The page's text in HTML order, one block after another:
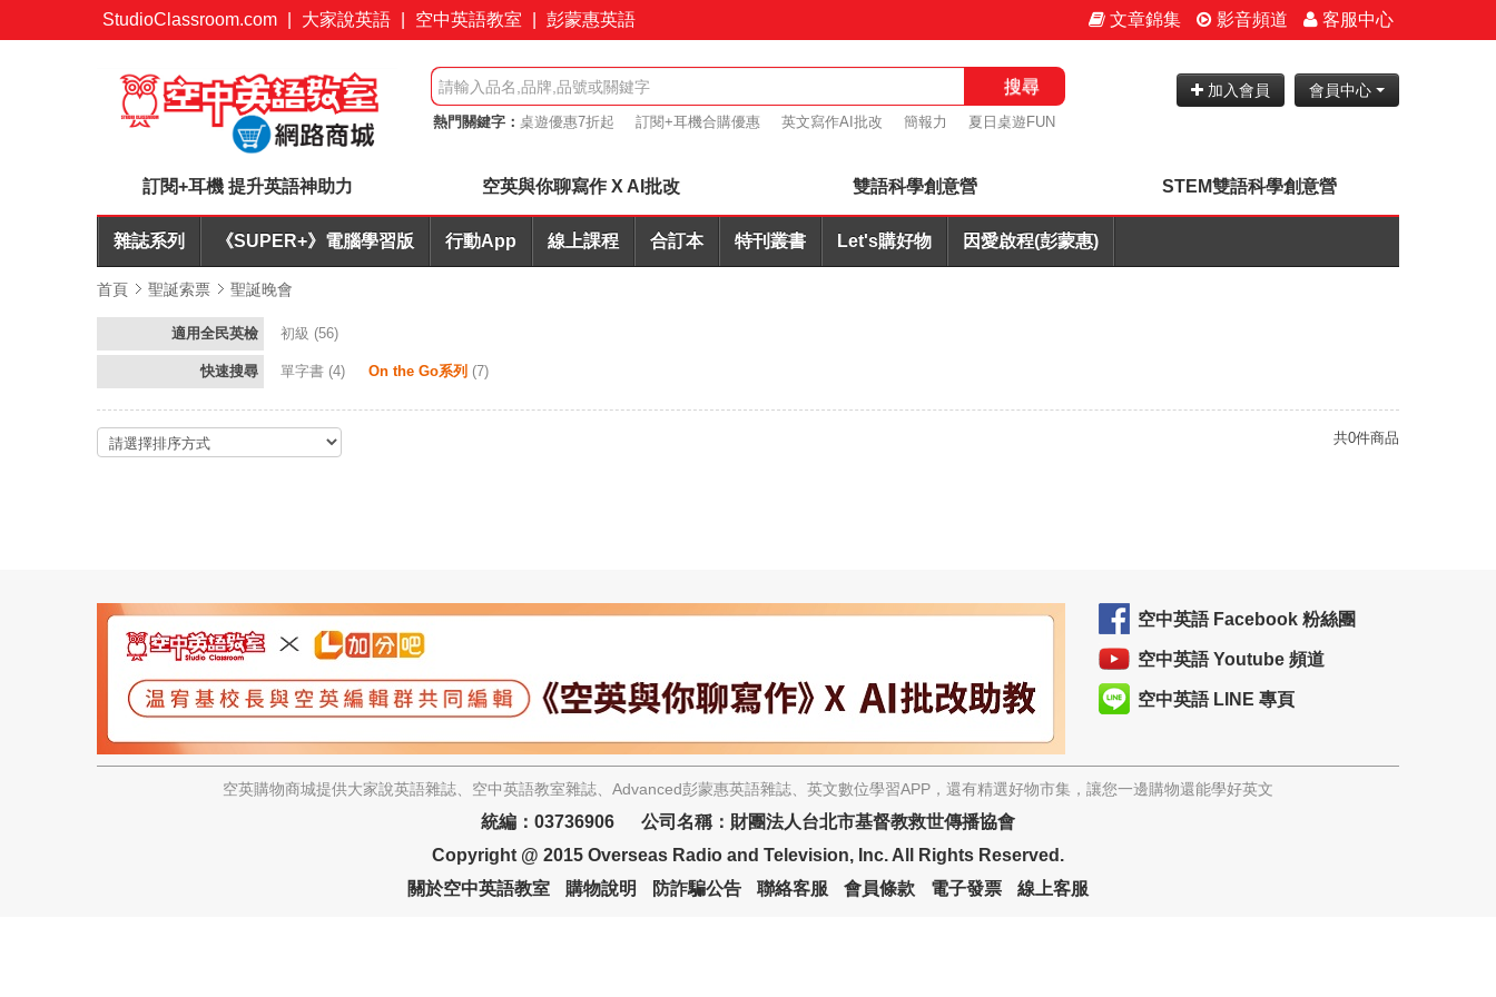
StudioClassroom.com 大家說英語 空中英語教室 彭蒙惠英語 文章錦集 影音頻道 客服中心
搜尋
熱門關鍵字： 桌遊優惠7折起 訂閱+耳機合購優惠 英文寫作AI批改 簡報力
夏日桌遊FUN
加入會員 會員中心
訂閱+耳機 提升英語神助力 空英與你聊寫作 X AI批改 雙語科學創意營 STEM雙語科學創意營
雜誌系列 《SUPER+》電腦學習版 行動App 線上課程 合訂本 特刊叢書 Let's購好物 因愛啟程(彭蒙惠)
首頁 聖誕索票 聖誕晚會
適用全民英檢 初級 (56)
快速搜尋 單字書 (4) On the Go系列 (7)
共0件商品
空中英語 Facebook 粉絲團
空中英語 Youtube 頻道
空中英語 LINE 專頁
空英購物商城提供大家說英語雜誌、空中英語教室雜誌、Advanced彭蒙惠英語雜誌、英文數位學習APP，還有精選好物市集，讓您一邊購物還能學好英文
統編：03736906 公司名稱：財團法人台北市基督教救世傳播協會
Copyright @ 2015 Overseas Radio and Television, Inc. All Rights Reserved.
關於空中英語教室
購物說明 防詐騙公告 聯絡客服 會員條款 電子發票 線上客服